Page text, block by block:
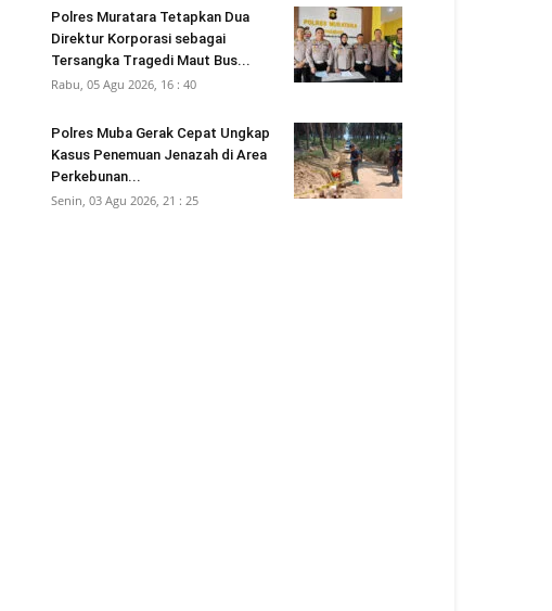
Polres Muratara Tetapkan Dua
Direktur Korporasi sebagai
Tersangka Tragedi Maut Bus...
Rabu, 05 Agu 2026, 16 : 40
Polres Muba Gerak Cepat Ungkap
Kasus Penemuan Jenazah di Area
Perkebunan...
Senin, 03 Agu 2026, 21 : 25